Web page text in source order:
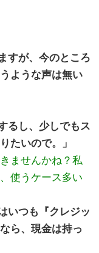
すが、今のところ
ような声は無い
るし、少しでもス
たいので。」
ませんかね？私
使うケース多い
いつも『クレジッ
ら、現金は持っ